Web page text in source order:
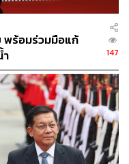
236
ธรรม
กองข่าวต่างประเทศ
พร้อมร่วมมือแก้
147